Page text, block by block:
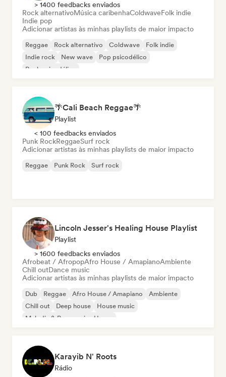
> 1400 feedbacks enviados
Rock alternativoMúsica caribenhaColdwaveFolk indie
Indie pop
Adicionar artistas às minhas playlists de maior impacto
Reggae Rock alternativo Coldwave
Folk indie
Indie rock
New wave
Pop psicodélico
Rock psicodélico
🌴Cali Beach Reggae🌴
Playlist
< 100 feedbacks enviados
Punk RockReggaeSurf rock
Adicionar artistas às minhas playlists de maior impacto
Reggae Punk Rock Surf rock
Lincoln Jesser's Healing House Playlist
Playlist
> 1600 feedbacks enviados
Afrobeat / AfropopAfro House / AmapianoAmbiente
Chill outDance music
Adicionar artistas às minhas playlists de maior impacto
Dub Reggae Afro House / Amapiano
Ambiente
Chill out
Deep house
House music
Melodic & Progressive House
Karayib N' Roots
Rádio